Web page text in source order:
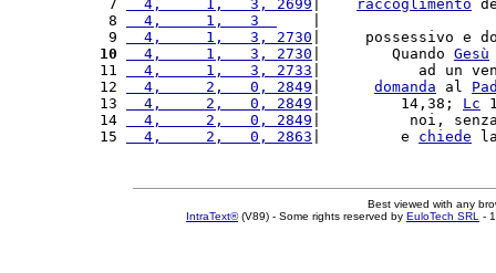
7
  4,     1,   3, 2699
raccoglimento
8
  4,     1,   3
9
  4,     1,   3, 2730
|     possessivo e
10
  4,     1,   3, 2730
|        Quando Gesù
11
  4,     1,   3, 2733
|           ad un
12
  4,     2,   0, 2849
domanda al
13
  4,     2,   0, 2849
|         14,38; Lc
14
  4,     2,   0, 2849
|          noi,
15
  4,     2,   0, 2863
|         e chiede
Best viewed with any
IntraText®(V89) - Some rights reserved by EuloTech SRL -